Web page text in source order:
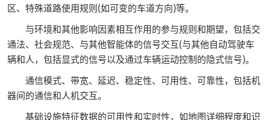
区、特殊道路使用规则(如可变的车道方向)等。
与环境和其他影响因素相互作用的参与规则和期望，包括交
通法、社会规范、与其他智能体的信号交互(与其他自动驾驶车
辆和人，包括显式的信号以及通过车辆运动控制的隐式信号)。
通信模式、带宽、延迟、稳定性、可用性、可靠性，包括机
器间的通信和人机交互。
基础设施特征数据的可用性和实时性，如地图详细程度和识